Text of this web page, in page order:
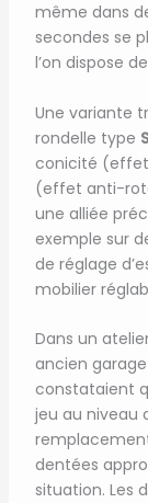
même dans
secondes se
l’on dispose
Une variante
rondelle type
conicité (effet
(effet anti-
une alliée
exemple sur
de réglage
mobilier
Dans un
ancien
constataient
jeu au niveau
dentées
situation. Les